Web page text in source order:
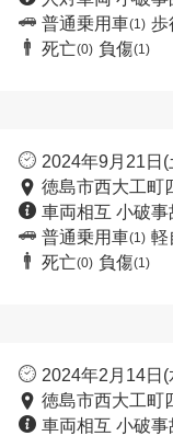
普通乗用車(1) 歩
死亡(0) 負傷(1)
2024年9月21日(
徳島市西大工町
車両相互 小破事
普通乗用車(1) 軽
死亡(0) 負傷(1)
2024年2月14日(
徳島市西大工町
車両相互 小破事